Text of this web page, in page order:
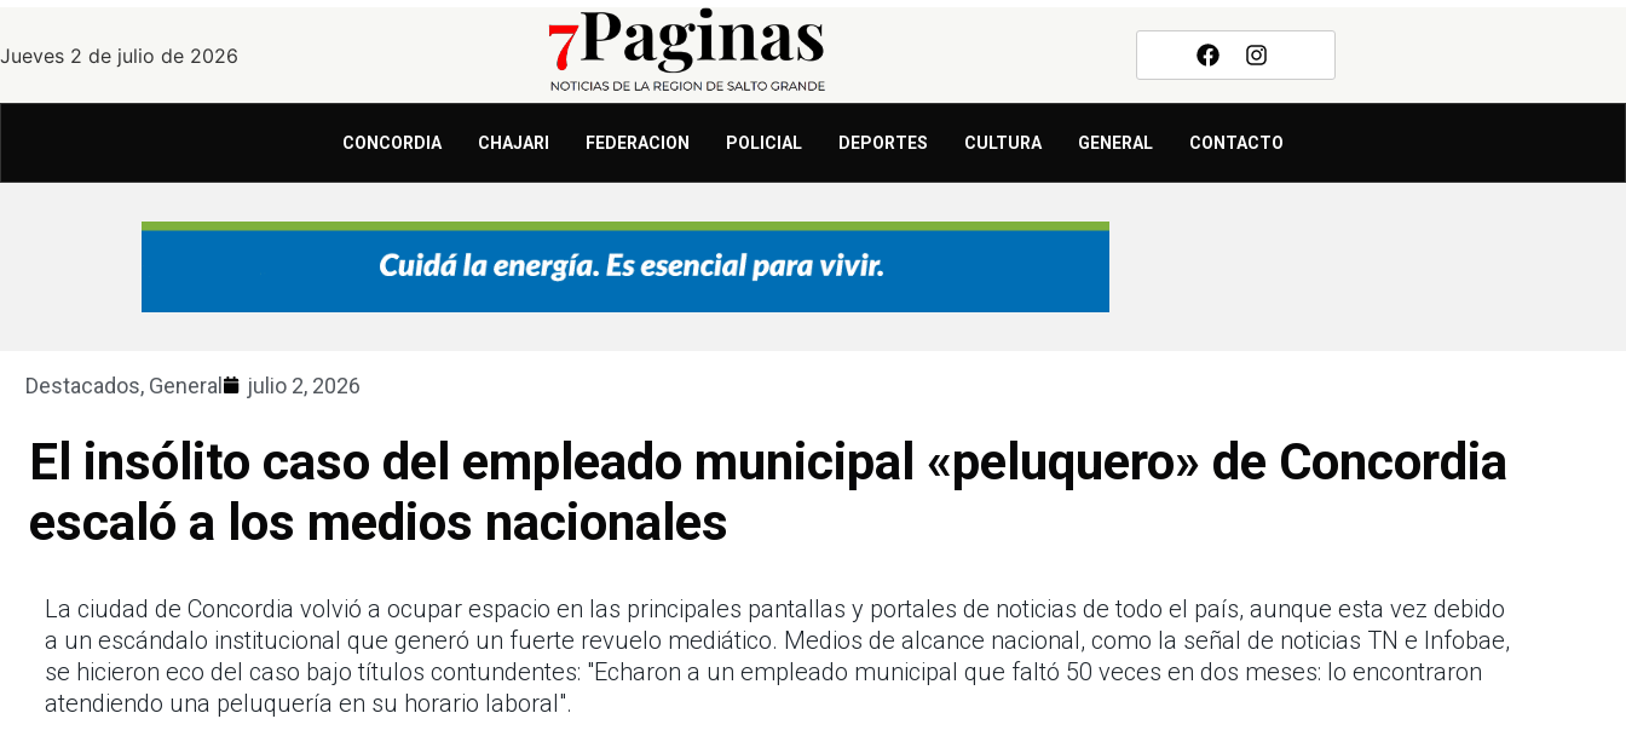
Jueves 2 de julio de 2026
CONCORDIA CHAJARI FEDERACION POLICIAL DEPORTES CULTURA GENERAL CONTACTO
Destacados, General julio 2, 2026
El insólito caso del empleado municipal «peluquero» de Concordia
escaló a los medios nacionales
La ciudad de Concordia volvió a ocupar espacio en las principales pantallas y portales de noticias de todo el país, aunque esta vez debido
a un escándalo institucional que generó un fuerte revuelo mediático. Medios de alcance nacional, como la señal de noticias TN e Infobae,
se hicieron eco del caso bajo títulos contundentes: "Echaron a un empleado municipal que faltó 50 veces en dos meses: lo encontraron
atendiendo una peluquería en su horario laboral".